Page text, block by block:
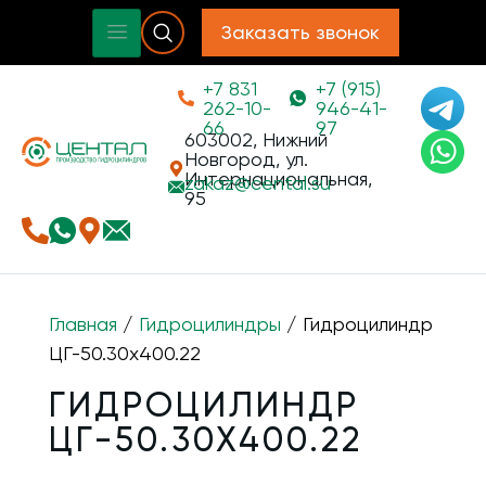
Заказать звонок
+7 831
262-10-
66
+7 (915)
946-41-
97
603002, Нижний
Новгород, ул.
Интернациональная,
95
zakaz@cental.su
Главная / Гидроцилиндры / Гидроцилиндр
ЦГ-50.30х400.22
ГИДРОЦИЛИНДР
ЦГ-50.30Х400.22